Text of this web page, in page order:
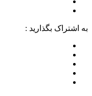
به اشتراک بگذارید :